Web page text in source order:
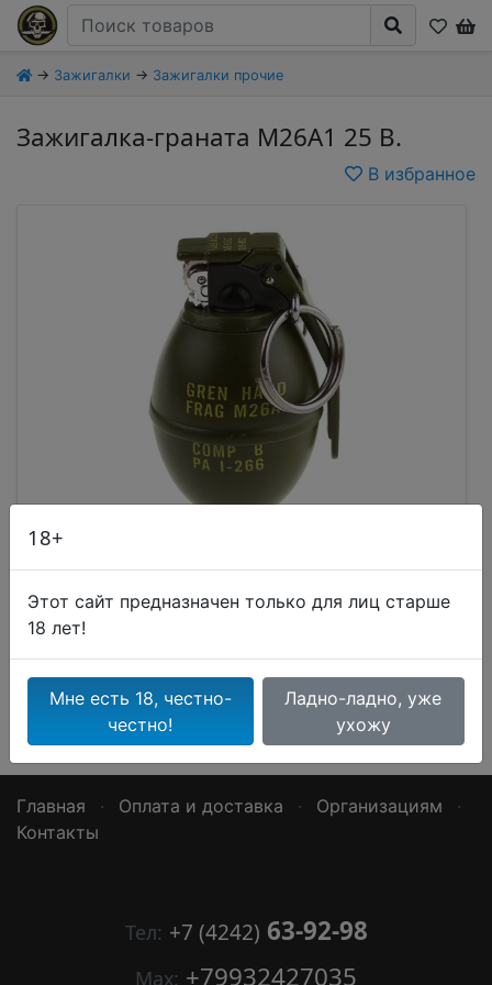
→ Зажигалки → Зажигалки прочие
Зажигалка-граната M26A1 25 B.
В избранное
Артикул: 43293
Этого товара в данный момент нет в наличии.
Главная · Оплата и доставка · Организациям
·
Контакты
Тел: +7 (4242) 63-92-98
Мах: +79932427035
18+
Этот сайт предназначен только для лиц старше
18 лет!
Мне есть 18, честно-
честно!
Ладно-ладно, уже
ухожу